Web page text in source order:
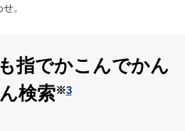
。
指でかこんでかん
検索※3